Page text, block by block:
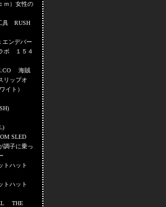
ｍ）女性の
具 RUSH
エンデバー
ボ １５４
海賊
リップオ
イト）
SLED
子に乗っ
ハット
ハット
THE